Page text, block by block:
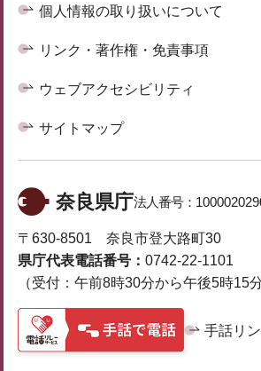
個人情報の取り扱いについて
リンク・著作権・免責事項
ウェブアクセシビリティ
サイトマップ
奈良県庁法人番号：
〒630-8501 奈良市登大路町30
県庁代表電話番号： 0742-22-1101
（受付：午前8時30分から午後5時15分
手話リ